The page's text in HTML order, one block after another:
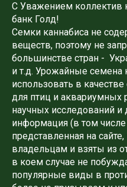
С Уважением коллектив
банк Голд!
Семки каннабиса не
веществ, поэтому не
большинстве стран -
и т.д. Урожайные
использовать в
для птиц и аквариумных
научных исследований и
информация (в том
представленная на
владельцам и взяты из
в коем случае не
популярные виды в